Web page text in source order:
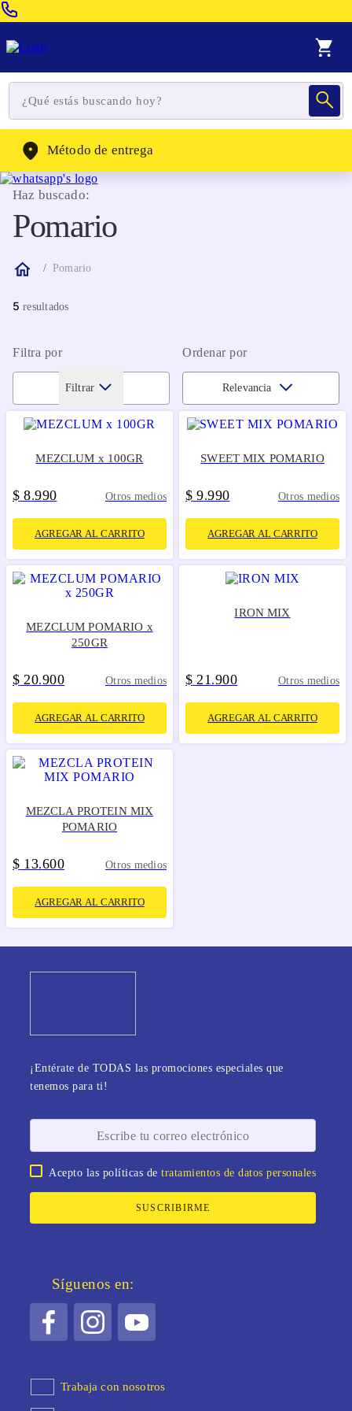
WhatsApp: (302) 262-4104
Método de entrega
Haz buscado:
Pomario
Pomario
5
Filtra por Ordenar por
Filtrar Relevancia
MEZCLUM x 100GR
$ 8.990 Otros medios
AGREGAR AL CARRITO
SWEET MIX POMARIO
$ 9.990 Otros medios
AGREGAR AL CARRITO
MEZCLUM POMARIO x
250GR
$ 20.900 Otros medios
AGREGAR AL CARRITO
IRON MIX
$ 21 .900 Otros medios
AGREGAR AL CARRITO
MEZCLA PROTEIN MIX
POMARIO
$ 13.600 Otros medios
AGREGAR AL CARRITO
¡Entérate de TODAS las promociones especiales que
tenemos para ti!
Acepto las políticas detratamientos de datos personales
SUSCRIBIRME
Síguenos en:
Trabaja con nosotros